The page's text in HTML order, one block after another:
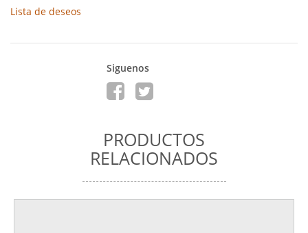
Lista de deseos
Siguenos
PRODUCTOS
RELACIONADOS